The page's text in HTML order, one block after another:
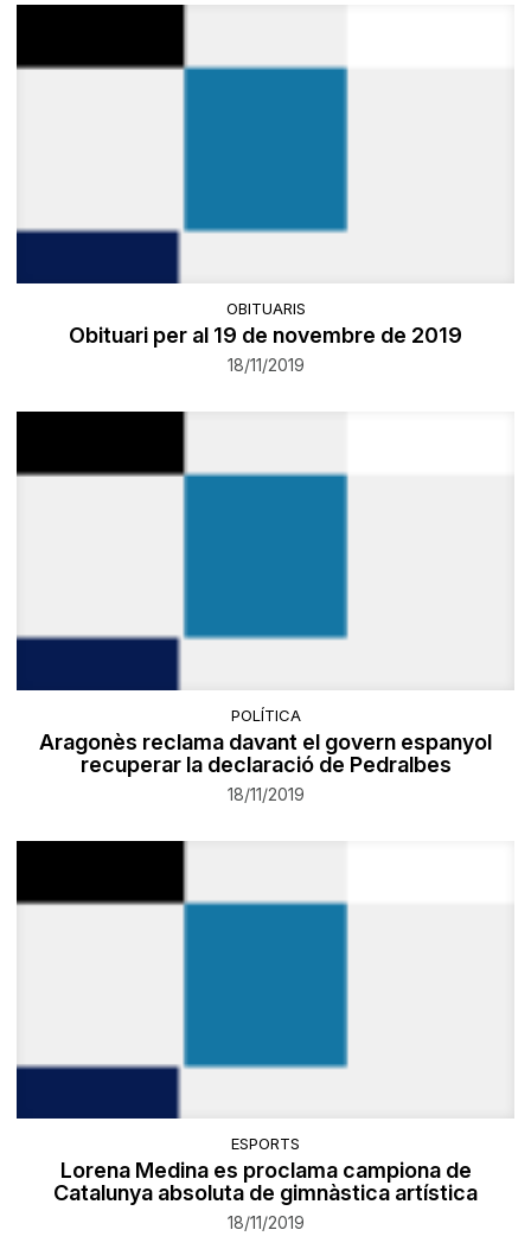
OBITUARIS
Obituari per al 19 de novembre de 2019
18/11/2019
POLÍTICA
Aragonès reclama davant el govern espanyol
recuperar la declaració de Pedralbes
18/11/2019
ESPORTS
Lorena Medina es proclama campiona de
Catalunya absoluta de gimnàstica artística
18/11/2019